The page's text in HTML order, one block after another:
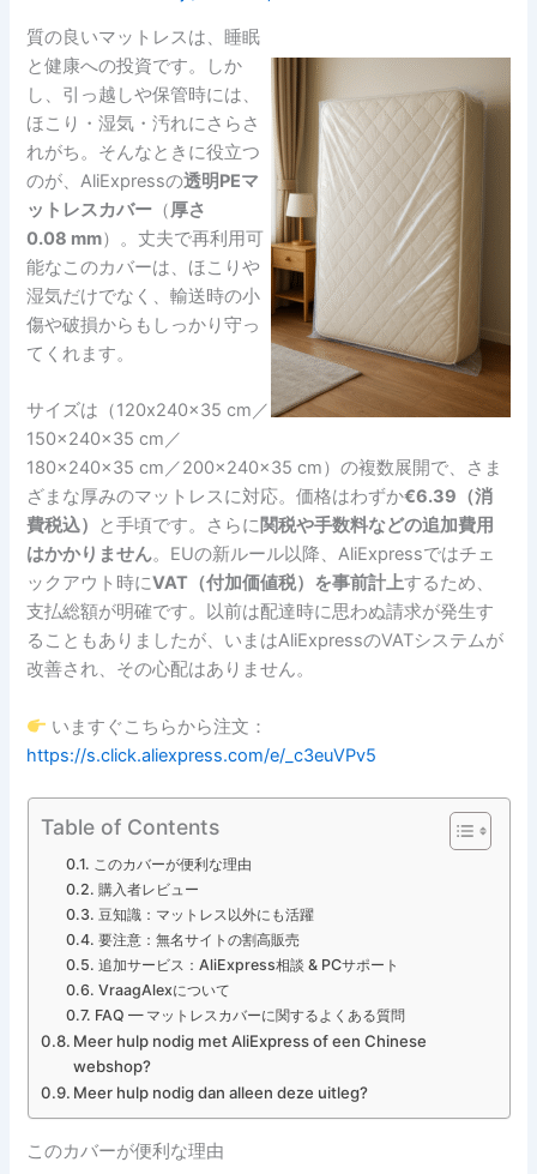
質の良いマットレスは、睡眠
と健康への投資です。しか
し、引っ越しや保管時には、
ほこり・湿気・汚れにさらさ
れがち。そんなときに役立つ
のが、AliExpressの透明PEマ
ットレスカバー （厚さ
0.08 mm）。丈夫で再利用可
能なこのカバーは、ほこりや
湿気だけでなく、輸送時の小
傷や破損からもしっかり守っ
てくれます。
サイズは（120x240x35 cm／
150x240x35 cm／
180x240x35 cm／200x240x35 cm）の複数展開で、さま
ざまな厚みのマットレスに対応。価格はわずか€6.39（消
費税込） と手頃です。さらに関税や手数料などの追加費用
はかかりません。EUの新ルール以降、AliExpressではチェ
ックアウト時にVAT（付加価値税）を事前計上するため、
支払総額が明確です。以前は配達時に思わぬ請求が発生す
ることもありましたが、いまはAliExpressのVATシステムが
改善され、その心配はありません。
いますぐこちらから注文：
https://s.click.aliexpress.com/e/_c3euVPv5
Table of Contents
このカバーが便利な理由
購入者レビュー
豆知識：マットレス以外にも活躍
要注意：無名サイトの割高販売
追加サービス：AliExpress相談 & PCサポート
VraagAlexについて
FAQ — マットレスカバーに関するよくある質問
Meer hulp nodig met AliExpress of een Chinese
webshop?
Meer hulp nodig dan alleen deze uitleg?
このカバーが便利な理由